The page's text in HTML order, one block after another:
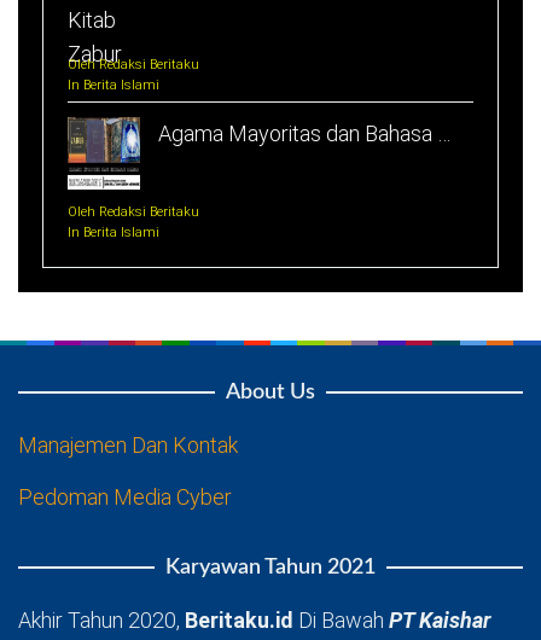
Oleh Redaksi Beritaku
In Berita Islami
Agama Mayoritas dan Bahasa …
Oleh Redaksi Beritaku
In Berita Islami
About Us
Manajemen Dan Kontak
Pedoman Media Cyber
Karyawan Tahun 2021
Akhir Tahun 2020, Beritaku.id Di Bawah PT Kaishar